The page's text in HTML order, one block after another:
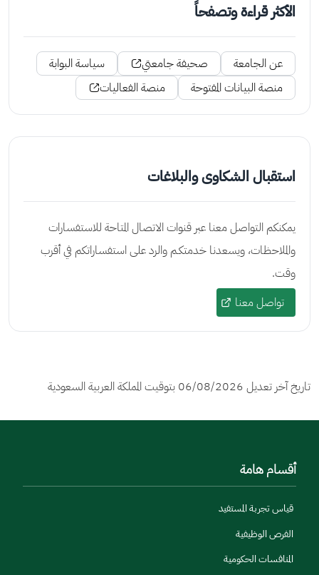
الأكثر قراءة وتصفحاً
عن الجامعة صحيفة جامعتي
سياسة البوابة
منصة البيانات المفتوحة
منصة الفعاليات
استقبال الشكاوى والبلاغات
يمكنكم التواصل معنا عبر قنوات الاتصال المتاحة للاستفسارات
والملاحظات، ويسعدنا خدمتكـم والرد على استفساراتكم في أقرب
وقت.
تواصل معنا
تاريخ آخر تعديل 06/08/2026 بتوقيت المملكة العربية السعودية
أقسام هامة
قياس تجربة المستفيد
الفرص الوظيفية
المنافسات الحكومية